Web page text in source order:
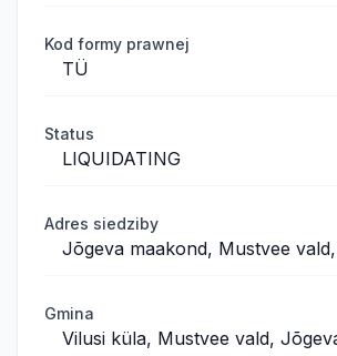
Kod formy prawnej
TÜ
Status
LIQUIDATING
Adres siedziby
Jõgeva maakond, Mustvee
Gmina
Vilusi küla, Mustvee vald,